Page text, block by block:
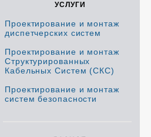
УСЛУГИ
Проектирование и монтаж
диспетчерских систем
Проектирование и монтаж
Структурированных
Кабельных Систем (СКС)
Проектирование и монтаж
систем безопасности